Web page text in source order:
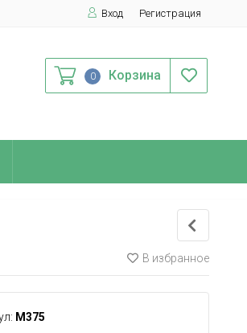
Вход Регистрация
0 Корзина
В избранное
М375